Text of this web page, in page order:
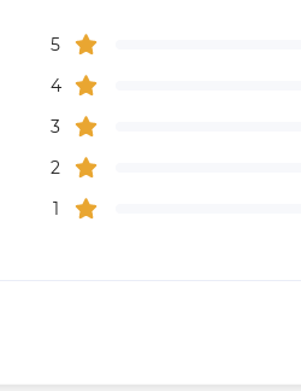
5
4
3
2
1